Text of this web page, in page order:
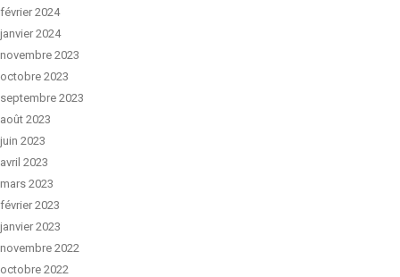
février 2024
janvier 2024
novembre 2023
octobre 2023
septembre 2023
août 2023
juin 2023
avril 2023
mars 2023
février 2023
janvier 2023
novembre 2022
octobre 2022